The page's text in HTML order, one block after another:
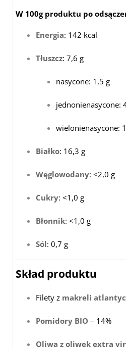
W 100g produktu po
Energia: 142 kcal
Tłuszcz: 7,6 g
nasycone: 1,5 g
jednonienasycone:
wielonienasycone:
Białko: 16,3 g
Węglowodany: <2,0 g
Cukry: <1,0 g
Błonnik: <1,0 g
Sól: 0,7 g
Skład produktu
Filety z makreli
Pomidory BIO – 14%
Oliwa z oliwek extra